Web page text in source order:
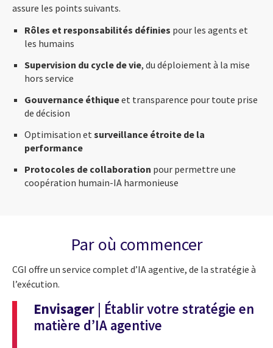
assure les points suivants.
Rôles et responsabilités définies pour les agents et
les humains
Supervision du cycle de vie, du déploiement à la mise
hors service
Gouvernance éthiqueet transparence pour toute prise
de décision
Optimisation et surveillance étroite de la
performance
Protocoles de collaboration pour permettre une
coopération humain-IA harmonieuse
Par où commencer
CGI offre un service complet d’IA agentive, de la stratégie à
l’exécution.
Envisager | Établir votre stratégie en
matière d’IA agentive